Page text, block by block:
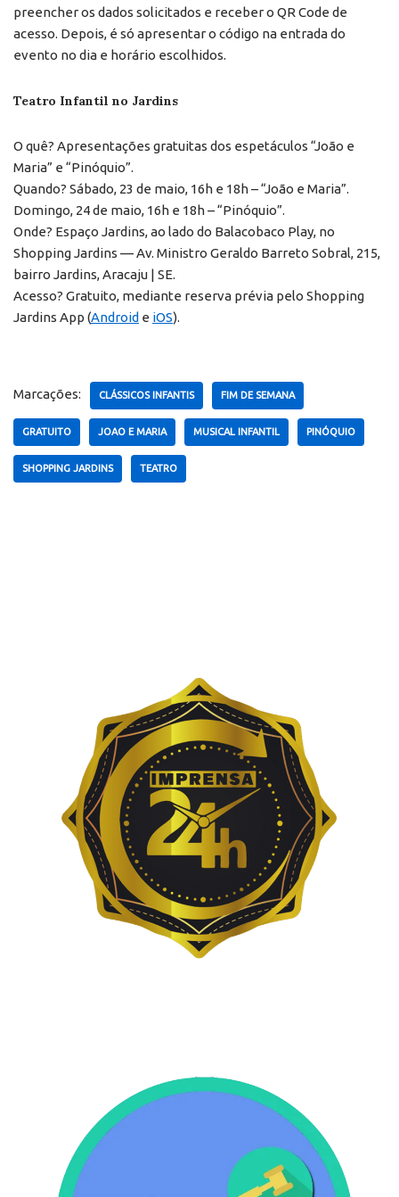
preencher os dados solicitados e receber o QR Code de
acesso. Depois, é só apresentar o código na entrada do
evento no dia e horário escolhidos.
Teatro Infantil no Jardins
O quê? Apresentações gratuitas dos espetáculos “João e
Maria” e “Pinóquio”.
Quando? Sábado, 23 de maio, 16h e 18h – “João e Maria”.
Domingo, 24 de maio, 16h e 18h – “Pinóquio”.
Onde? Espaço Jardins, ao lado do Balacobaco Play, no
Shopping Jardins — Av. Ministro Geraldo Barreto Sobral, 215,
bairro Jardins, Aracaju | SE.
Acesso? Gratuito, mediante reserva prévia pelo Shopping
Jardins App (Android e iOS).
Marcações: CLÁSSICOS INFANTIS FIM DE SEMANA
GRATUITO JOAO E MARIA MUSICAL INFANTIL PINÓQUIO
SHOPPING JARDINS TEATRO